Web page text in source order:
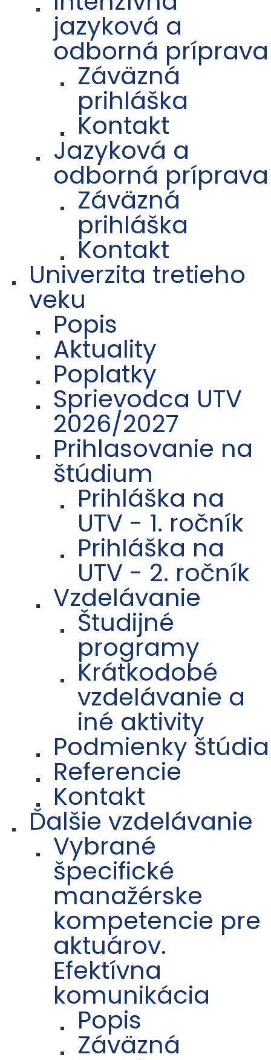
jazyková a
odborná príprava
Záväzná
prihláška
Kontakt
Jazyková a
odborná príprava
Záväzná
prihláška
Kontakt
Univerzita tretieho
veku
Popis
Aktuality
Poplatky
Sprievodca UTV
2026/2027
Prihlasovanie na
štúdium
Prihláška na
UTV - 1. ročník
Prihláška na
UTV - 2. ročník
Vzdelávanie
Študijné
programy
Krátkodobé
vzdelávanie a
iné aktivity
Podmienky štúdia
Referencie
Kontakt
Ďalšie vzdelávanie
Vybrané
špecifické
manažérske
kompetencie pre
aktuárov.
Efektívna
komunikácia
Popis
Záväzná